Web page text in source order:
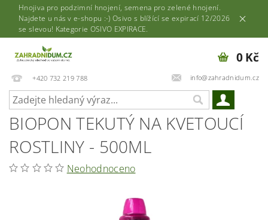
Hnojiva pro podzimní hnojení, semena pro zelené hnojení.
Najdete u nás v e-shopu :-) Osivo s blížící se expirací 12/2026
se slevou! Kategorie OSIVO EXPIRACE.
+420 732 219 788 info@zahradnidum.cz
0 Kč
BIOPON TEKUTÝ NA KVETOUCÍ
ROSTLINY - 500ML
Neohodnoceno